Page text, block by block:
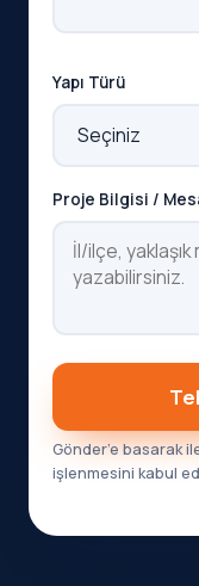
Yapı Türü
Proje Bilgisi /
Gönder’e basarak
işlenmesini kabul